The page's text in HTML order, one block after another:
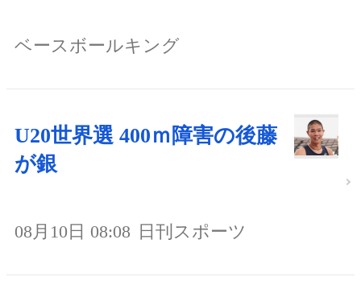
ベースボールキング
U20世界選 400ｍ障害の後藤
が銀
08月10日 08:08 日刊スポーツ